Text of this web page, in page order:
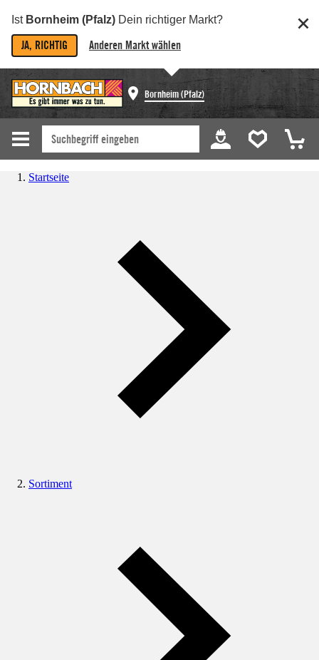
Ist Bornheim (Pfalz) Dein richtiger Markt?
JA, RICHTIG Anderen Markt wählen
Bornheim (Pfalz)
Startseite
Sortiment